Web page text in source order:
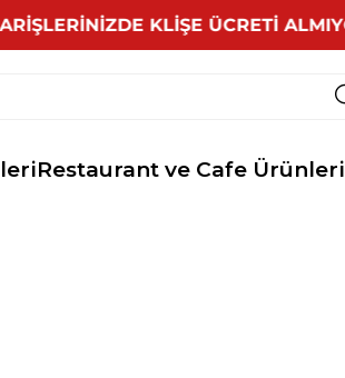
KLİŞE ÜCRETİ
Restaurant ve Cafe Ürünleri